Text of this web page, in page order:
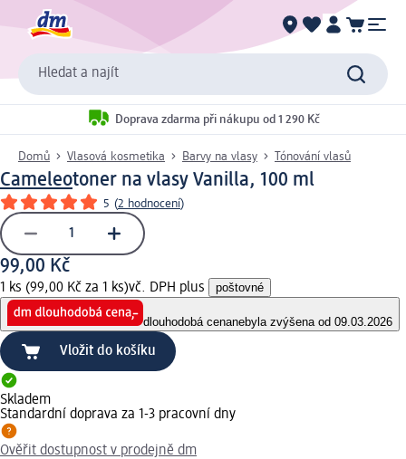
Hledat a najít
Doprava zdarma při nákupu od 1 290 Kč
Domů Vlasová kosmetika Barvy na vlasy Tónování vlasů
Cameleotoner na vlasy Vanilla, 100 ml
5 (2 hodnocení)
99,00 Kč
1 ks (99,00 Kč za 1 ks)vč. DPH plus poštovné
dlouhodobá cenanebyla zvýšena od 09.03.2026
Vložit do košíku
Skladem
Standardní doprava za 1-3 pracovní dny
Ověřit dostupnost v prodejně dm